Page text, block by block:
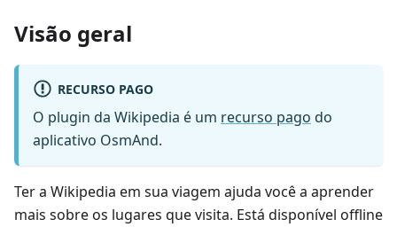
Visão geral
RECURSO PAGO
O plugin da Wikipedia é um recurso pago do
aplicativo OsmAnd.
Ter a Wikipedia em sua viagem ajuda você a aprender
mais sobre os lugares que visita. Está disponível offline